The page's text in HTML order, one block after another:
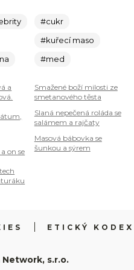
a
on se
#cukr
#kuřecí maso
#med
Smažené boží milosti ze
smetanového těsta
Slaná nepečená roláda se
salámem a rajčaty
Masová bábovka se
šunkou a sýrem
ETICKÝ KODEX
s.r.o.